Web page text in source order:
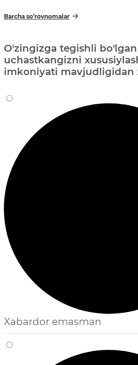
Barcha so‘rovnomalar
O'zingizga tegishli
uchastkangizni
imkoniyati mavjudligidan
Xabardor emasman